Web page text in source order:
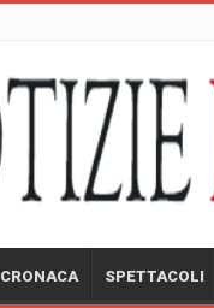
CRONACA SPETTACOLI